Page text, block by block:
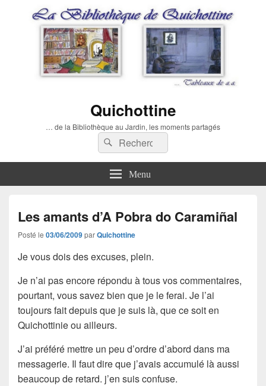
Quichottine
… de la Bibliothèque au Jardin, les moments partagés
Recherche :
Rechercher
Menu
Les amants d’A Pobra do Caramiñal
Posté le 03/06/2009parQuichottine
Je vous dois des excuses, plein.
Je n’ai pas encore répondu à tous vos commentaires,
pourtant, vous savez bien que je le ferai. Je l’ai
toujours fait depuis que je suis là, que ce soit en
Quichottinie ou ailleurs.
J’ai préféré mettre un peu d’ordre d’abord dans ma
messagerie. Il faut dire que j’avais accumulé là aussi
beaucoup de retard. j’en suis confuse.